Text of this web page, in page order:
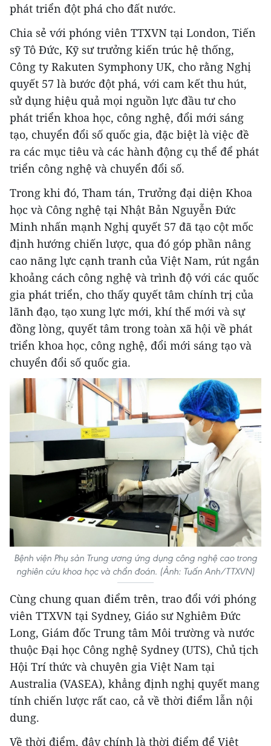
phát triển đột phá cho đất nước.
Chia sẻ với phóng viên TTXVN tại London, Tiến
sỹ Tô Đức, Kỹ sư trưởng kiến trúc hệ thống,
Công ty Rakuten Symphony UK, cho rằng Nghị
quyết 57 là bước đột phá, với cam kết thu hút,
sử dụng hiệu quả mọi nguồn lực đầu tư cho
phát triển khoa học, công nghệ, đổi mới sáng
tạo, chuyển đổi số quốc gia, đặc biệt là việc đề
ra các mục tiêu và các hành động cụ thể để phát
triển công nghệ và chuyển đổi số.
Trong khi đó, Tham tán, Trưởng đại diện Khoa
học và Công nghệ tại Nhật Bản Nguyễn Đức
Minh nhấn mạnh Nghị quyết 57 đã tạo cột mốc
định hướng chiến lược, qua đó góp phần nâng
cao năng lực cạnh tranh của Việt Nam, rút ngắn
khoảng cách công nghệ và trình độ với các quốc
gia phát triển, cho thấy quyết tâm chính trị của
lãnh đạo, tạo xung lực mới, khí thế mới và sự
đồng lòng, quyết tâm trong toàn xã hội về phát
triển khoa học, công nghệ, đổi mới sáng tạo và
chuyển đổi số quốc gia.
Bệnh viện Phụ sản Trung ương ứng dụng công nghệ cao trong
nghiên cứu khoa học và chẩn đoán. (Ảnh: Tuấn Anh/TTXVN)
Cùng chung quan điểm trên, trao đổi với phóng
viên TTXVN tại Sydney, Giáo sư Nghiêm Đức
Long, Giám đốc Trung tâm Môi trường và nước
thuộc Đại học Công nghệ Sydney (UTS), Chủ tịch
Hội Trí thức và chuyên gia Việt Nam tại
Australia (VASEA), khẳng định nghị quyết mang
tính chiến lược rất cao, cả về thời điểm lẫn nội
dung.
Về thời điểm, đây chính là thời điểm để Việt